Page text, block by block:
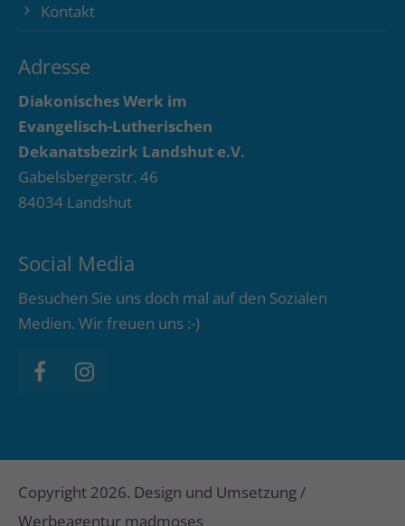
Kontakt
Adresse
Diakonisches Werk im
Evangelisch-Lutherischen
Dekanatsbezirk Landshut e.V.
Gabelsbergerstr. 46
84034 Landshut
Social Media
Besuchen Sie uns doch mal auf den Sozialen
Medien. Wir freuen uns :-)
Copyright 2026. Design und Umsetzung /
Werbeagentur madmoses